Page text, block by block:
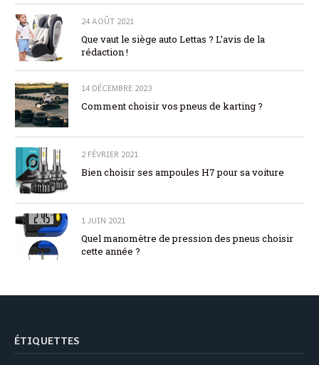
24 AOÛT 2021
Que vaut le siège auto Lettas ? L’avis de la
rédaction !
14 DÉCEMBRE 2023
Comment choisir vos pneus de karting ?
2 FÉVRIER 2021
Bien choisir ses ampoules H7 pour sa voiture
1 JUIN 2021
Quel manomètre de pression des pneus choisir
cette année ?
ÉTIQUETTES